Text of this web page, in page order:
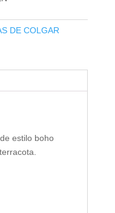
DE COLGAR
estilo boho